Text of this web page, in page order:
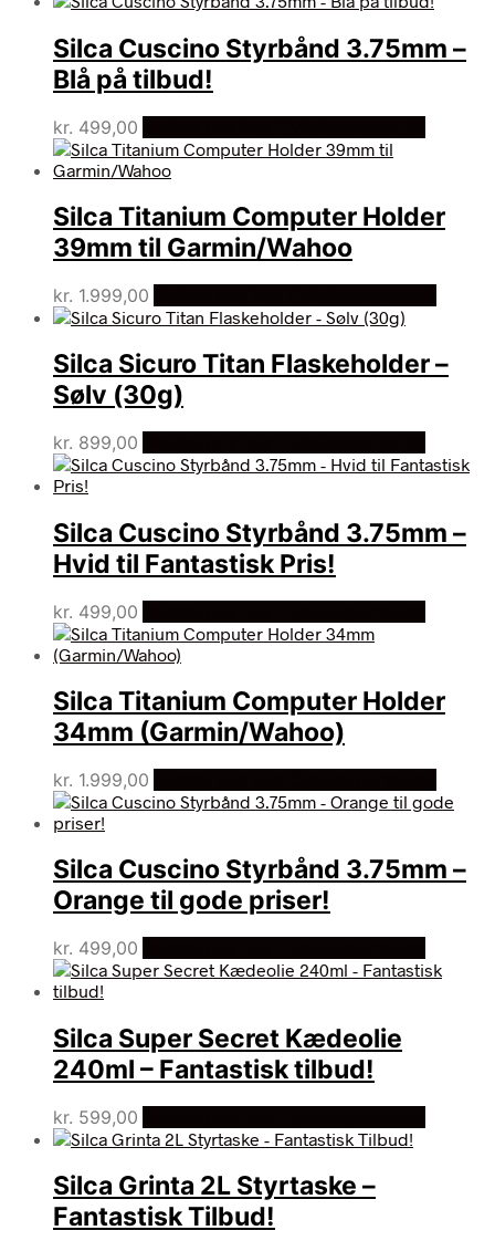
Silca Cuscino Styrbånd 3.75mm –
Blå på tilbud!
kr. 499,00
Silca Titanium Computer Holder
39mm til Garmin/Wahoo
kr. 1.999,00
Silca Sicuro Titan Flaskeholder –
Sølv (30g)
kr. 899,00
Silca Cuscino Styrbånd 3.75mm –
Hvid til Fantastisk Pris!
kr. 499,00
Silca Titanium Computer Holder
34mm (Garmin/Wahoo)
kr. 1.999,00
Silca Cuscino Styrbånd 3.75mm –
Orange til gode priser!
kr. 499,00
Silca Super Secret Kædeolie
240ml – Fantastisk tilbud!
kr. 599,00
Silca Grinta 2L Styrtaske –
Fantastisk Tilbud!